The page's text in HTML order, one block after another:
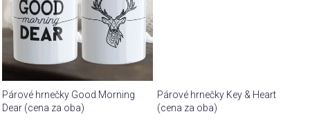
Párové hrnečky Good Morning
Dear (cena za oba)
Párové hrnečky Key & Heart
(cena za oba)